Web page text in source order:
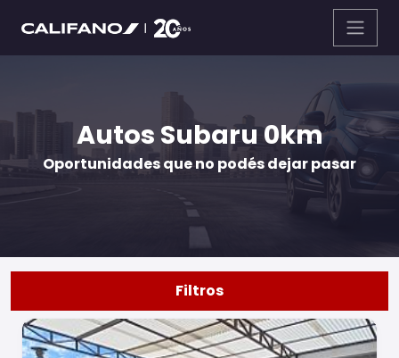
Autos Subaru 0km
Oportunidades que no podés dejar pasar
Filtros